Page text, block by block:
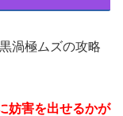
渦極ムズの攻略
妨害を出せるかが